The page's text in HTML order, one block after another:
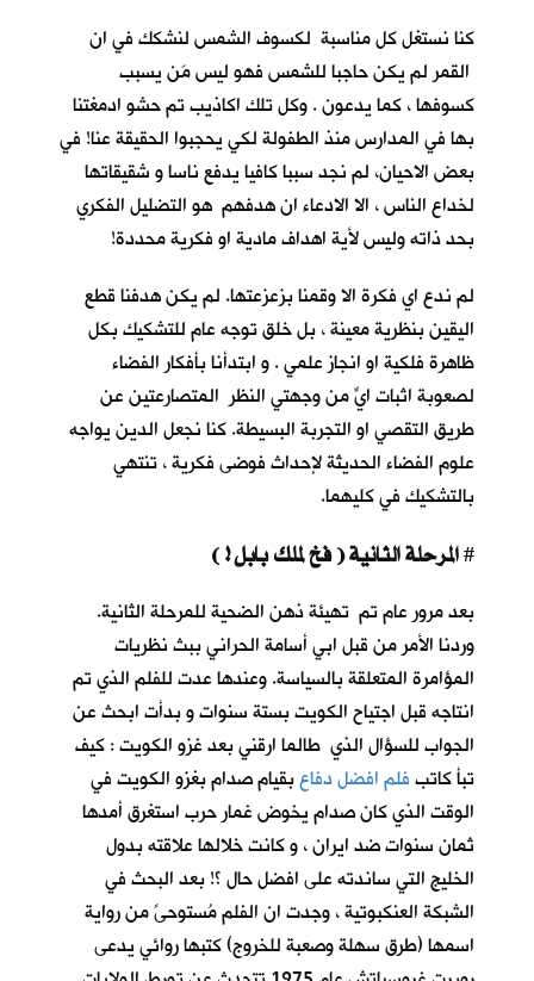
كنا نستغل كل مناسبة لكسوف الشمس لنشكك في ان
القمر لم يكن حاجبا للشمس فهو ليس مَن يسبب
كسوفها ، كما يدعون . وكل تلك اكاذيب تم حشو ادمغتنا
بها في المدارس منذ الطفولة لكي يحجبوا الحقيقة عنا! في
بعض الاحيان، لم نجد سببا كافيا يدفع ناسا و شقيقاتها
لخداع الناس ، الا الادعاء ان هدفهم هو التضليل الفكري
بحد ذاته وليس لأية اهداف مادية او فكرية محددة!
لم ندع اي فكرة الا وقمنا بزعزعتها. لم يكن هدفنا قطع
اليقين بنظرية معينة ، بل خلق توجه عام للتشكيك بكل
ظاهرة فلكية او انجاز علمي . و ابتدأنا بأفكار الفضاء
لصعوبة اثبات ايٍّ من وجهتي النظر المتصارعتين عن
طريق التقصي او التجربة البسيطة. كنا نجعل الدين يواجه
علوم الفضاء الحديثة لإحداث فوضى فكرية ، تنتهي
بالتشكيك في كليهما.
#
بعد مرور عام تم تهيئة ذهن الضحية للمرحلة الثانية.
وردنا الأمر من قبل ابي أسامة الحراني ببث نظريات
المؤامرة المتعلقة بالسياسة. وعندها عدت للفلم الذي تم
انتاجه قبل اجتياح الكويت بستة سنوات و بدأت ابحث عن
الجواب للسؤال الذي طالما ارقني بعد غزو الكويت : كيف
تبأ كاتبفلم افضل دفاعبقيام صدام بغزو الكويت في
الوقت الذي كان صدام يخوض غمار حرب استغرق أمدها
ثمان سنوات ضد ايران ، و كانت خلالها علاقته بدول
الخليج التي ساندته على افضل حال ؟! بعد البحث في
الشبكة العنكبوتية ، وجدت ان الفلم مُستوحىً من رواية
اسمها (طرق سهلة وصعبة للخروج) كتبها روائي يدعى